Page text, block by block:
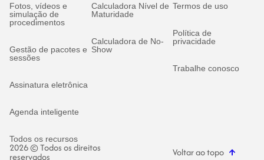
Fotos, vídeos e
simulação de
procedimentos
Gestão de pacotes e
sessões
Assinatura eletrônica
Agenda inteligente
Todos os recursos
Calculadora Nível de
Maturidade
Calculadora de No-
Show
Termos de uso
Política de
privacidade
Trabalhe conosco
2026 © Todos os direitos
reservados Voltar ao topo